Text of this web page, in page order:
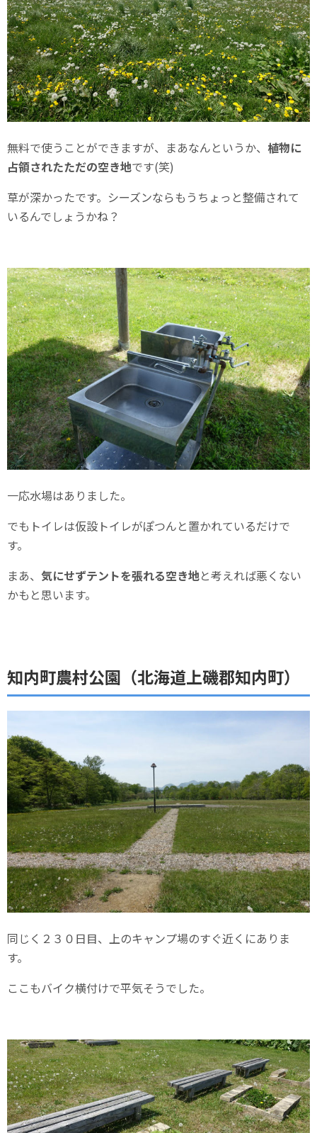
無料で使うことができますが、まあなんというか、 植物に
占領されたただの空き地です(笑)
草が深かったです。シーズンならもうちょっと整備されて
いるんでしょうかね？
一応水場はありました。
でもトイレは仮設トイレがぽつんと置かれているだけで
す。
まあ、 気にせずテントを張れる空き地と考えれば悪くない
かもと思います。
知内町農村公園（北海道上磯郡知内町）
同じく２３０日目、上のキャンプ場のすぐ近くにありま
す。
ここもバイク横付けで平気そうでした。